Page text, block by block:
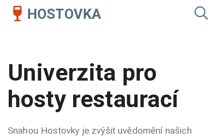
HOSTOVKA
Univerzita pro
hosty restaurací
Snahou Hostovky je zvýšit uvědomění našich